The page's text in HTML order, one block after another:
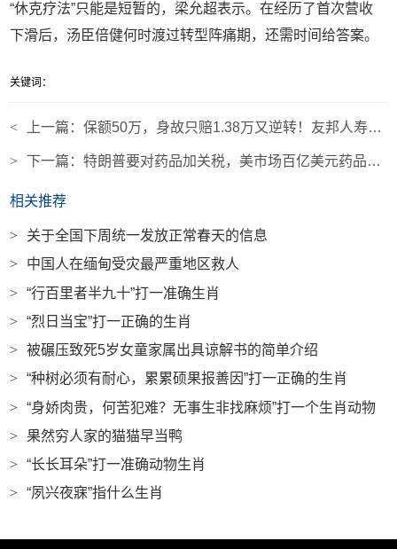
“休克疗法”只能是短暂的，梁允超表示。在经历了首次营收
下滑后，汤臣倍健何时渡过转型阵痛期，还需时间给答案。
关键词：
< 上一篇：保额50万，身故只赔1.38万又逆转！友邦人寿陷儿童心肌炎“拒赔风波”，谁在抬高理赔门槛？｜界面金融315|界面新闻
> 下一篇：特朗普要对药品加关税，美市场百亿美元药品供应将受冲击|界面新闻
相关推荐
>
关于全国下周统一发放正常春天的信息
>
中国人在缅甸受灾最严重地区救人
>
“行百里者半九十”打一准确生肖
>
“烈日当宝”打一正确的生肖
>
被碾压致死5岁女童家属出具谅解书的简单介绍
>
“种树必须有耐心，累累硕果报善因”打一正确的生肖
>
“身娇肉贵，何苦犯难？无事生非找麻烦”打一个生肖动物
>
果然穷人家的猫猫早当鸭
>
“长长耳朵”打一准确动物生肖
>
“夙兴夜寐”指什么生肖